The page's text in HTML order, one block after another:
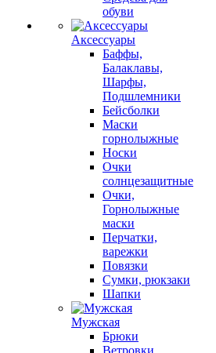
обуви
Аксессуары
Баффы,
Балаклавы,
Шарфы,
Подшлемники
Бейсболки
Маски
горнолыжные
Носки
Очки
солнцезащитные
Очки,
Горнолыжные
маски
Перчатки,
варежки
Повязки
Сумки, рюкзаки
Шапки
Мужская
Брюки
Ветровки